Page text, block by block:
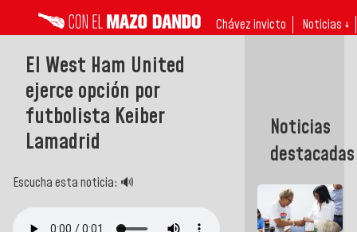
Chávez invicto Noticias ↓
El West Ham United
ejerce opción por
futbolista Keiber
Lamadrid
Escucha esta noticia: 🔊
Noticias
destacadas